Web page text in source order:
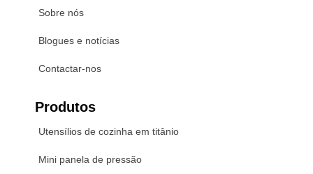
Sobre nós
Blogues e notícias
Contactar-nos
Produtos
Utensílios de cozinha em titânio
Mini panela de pressão